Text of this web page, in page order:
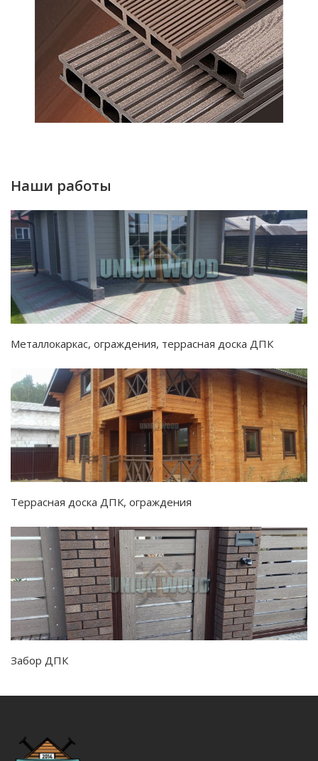
Наши работы
Металлокаркас, ограждения, террасная доска ДПК
Террасная доска ДПК, ограждения
Забор ДПК